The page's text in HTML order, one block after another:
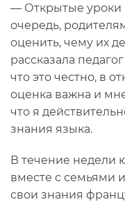
— Открытые уроки
очередь,
оценить, чему их
рассказала
что это честно, в
оценка важна и
что я
знания языка.
В течение недели
вместе с семьями
свои знания